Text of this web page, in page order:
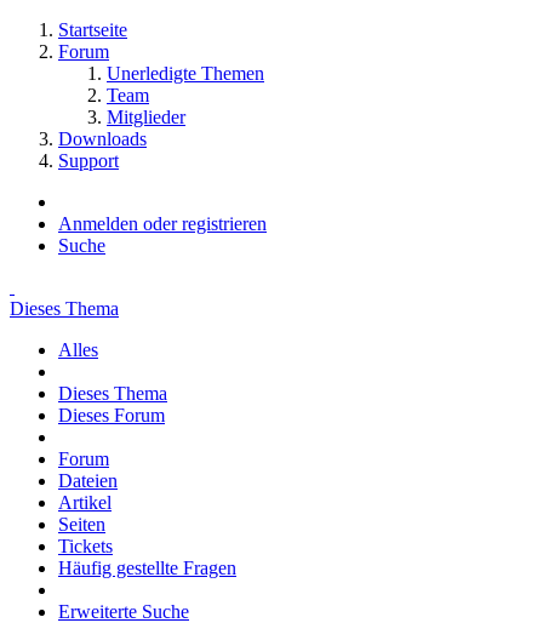
Startseite
Forum
Unerledigte Themen
Team
Mitglieder
Downloads
Support
Anmelden oder registrieren
Suche
Dieses Thema
Alles
Dieses Thema
Dieses Forum
Forum
Dateien
Artikel
Seiten
Tickets
Häufig gestellte Fragen
Erweiterte Suche